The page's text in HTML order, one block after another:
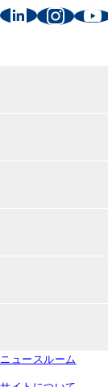
小型船舶・漁
建材用塗料
本社・支店・営
株主・投資家
中国塗料ってど
財務・業績情報
サステナビリ
社会
ガバナンス
中国塗料の技術
ニュースルーム